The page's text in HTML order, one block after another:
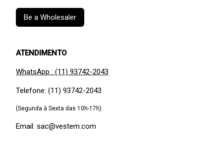
Be a Wholesaler
ATENDIMENTO
WhatsApp : (11) 93742-2043
Telefone: (11) 93742-2043
(Segunda à Sexta das 10h-17h)
Email: sac@vestem.com